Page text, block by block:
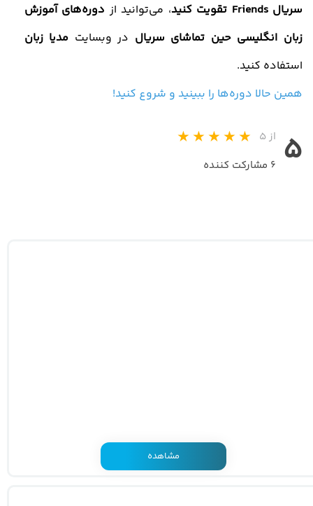
سریال Friends تقویت کنید
، می‌توانید از دوره‌های آموزش
زبان انگلیسی حین تماشای سریال در وبسایت مدیا زبان
استفاده کنید.
همین حالا دوره‌ها را ببینید و شروع کنید!
۵ از ۵
۶ مشارکت کننده
مشاهده